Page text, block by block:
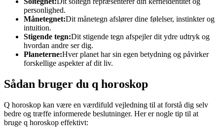
personlighed.
Månetegnet:Dit månetegn afslører dine følelser, instinkter og
intuition.
Stigende tegn:Dit stigende tegn afspejler dit ydre udtryk og
hvordan andre ser dig.
Planeterne:Hver planet har sin egen betydning og påvirker
forskellige aspekter af dit liv.
Sådan bruger du q horoskop
Q horoskop kan være en værdifuld vejledning til at forstå dig selv
bedre og træffe informerede beslutninger. Her er nogle tip til at
bruge q horoskop effektivt: